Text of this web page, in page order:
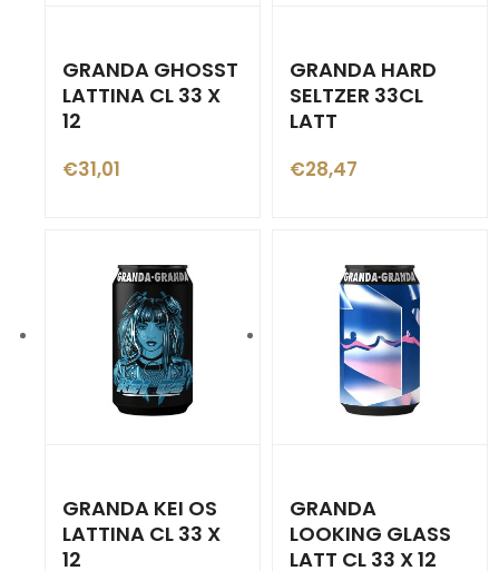
GRANDA GHOSST
LATTINA CL 33 X
12
€31,01
GRANDA HARD
SELTZER 33CL
LATT
€28,47
GRANDA KEI OS
LATTINA CL 33 X
12
GRANDA
LOOKING GLASS
LATT CL 33 X 12